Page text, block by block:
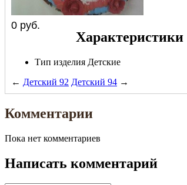
0 руб.
Характеристики
Тип изделия Детские
← Детский 92 Детский 94 →
Комментарии
Пока нет комментариев
Написать комментарий